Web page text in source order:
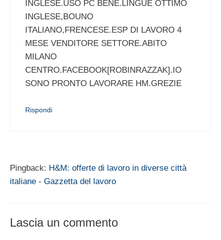
INGLESE.USO PC BENE.LINGUE OTTIMO
INGLESE,BOUNO
ITALIANO,FRENCESE.ESP DI LAVORO 4
MESE VENDITORE SETTORE.ABITO
MILANO
CENTRO.FACEBOOK[ROBINRAZZAK].IO
SONO PRONTO LAVORARE HM.GREZIE
Rispondi
Pingback: H&M: offerte di lavoro in diverse città
italiane - Gazzetta del lavoro
Lascia un commento